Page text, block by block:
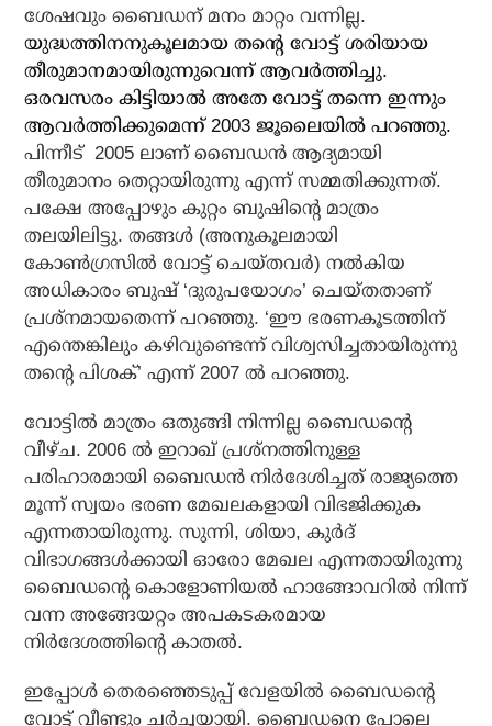
ശേഷവും ബൈഡന് മനം മാറ്റം വന്നില്ല.
യുദ്ധത്തിനനുകൂലമായ തന്റെ വോട്ട് ശരിയായ
തീരുമാനമായിരുന്നുവെന്ന് ആവര്‍ത്തിച്ചു.
ഒരവസരം കിട്ടിയാല്‍ അതേ വോട്ട് തന്നെ ഇന്നും
ആവര്‍ത്തിക്കുമെന്ന് 2003 ജൂലൈയില്‍ പറഞ്ഞു.
പിന്നീട് 2005 ലാണ് ബൈഡന്‍ ആദ്യമായി
തീരുമാനം തെറ്റായിരുന്നു എന്ന് സമ്മതിക്കുന്നത്.
പക്ഷേ അപ്പോഴും കുറ്റം ബുഷിന്റെ മാത്രം
തലയിലിട്ടു. തങ്ങള്‍ (അനുകൂലമായി
കോണ്‍ഗ്രസില്‍ വോട്ട് ചെയ്തവര്‍) നല്‍കിയ
അധികാരം ബുഷ് ‘ദുരുപയോഗം’ ചെയ്തതാണ്
പ്രശ്‌നമായതെന്ന് പറഞ്ഞു. ‘ഈ ഭരണകൂടത്തിന്
എന്തെങ്കിലും കഴിവുണ്ടെന്ന് വിശ്വസിച്ചതായിരുന്നു
തന്റെ പിശക്’ എന്ന് 2007 ല്‍ പറഞ്ഞു.
വോട്ടില്‍ മാത്രം ഒതുങ്ങി നിന്നില്ല ബൈഡന്റെ
വീഴ്ച. 2006 ല്‍ ഇറാഖ് പ്രശ്‌നത്തിനുള്ള
പരിഹാരമായി ബൈഡന്‍ നിര്‍ദേശിച്ചത് രാജ്യത്തെ
മൂന്ന് സ്വയം ഭരണ മേഖലകളായി വിഭജിക്കുക
എന്നതായിരുന്നു. സുന്നി, ശിയാ, കുര്‍ദ്
വിഭാഗങ്ങള്‍ക്കായി ഓരോ മേഖല എന്നതായിരുന്നു
ബൈഡന്റെ കൊളോണിയല്‍ ഹാങ്ങോവറില്‍ നിന്ന്
വന്ന അങ്ങേയറ്റം അപകടകരമായ
നിര്‍ദേശത്തിന്റെ കാതല്‍.
ഇപ്പോള്‍ തെരഞ്ഞെടുപ്പ് വേളയില്‍ ബൈഡന്റെ
വോട്ട് വീണ്ടും ചര്‍ച്ചയായി. ബൈഡനെ പോലെ